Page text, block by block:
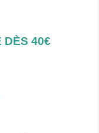
DÈS 40€